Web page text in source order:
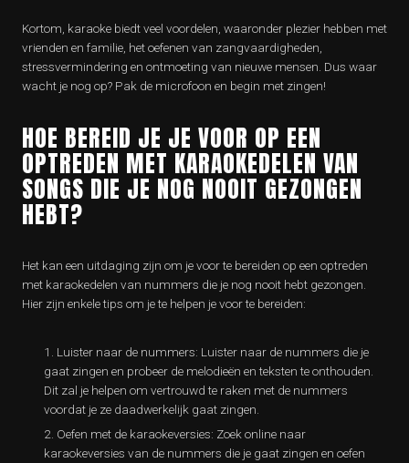
Kortom, karaoke biedt veel voordelen, waaronder plezier hebben met
vrienden en familie, het oefenen van zangvaardigheden,
stressvermindering en ontmoeting van nieuwe mensen. Dus waar
wacht je nog op? Pak de microfoon en begin met zingen!
HOE BEREID JE JE VOOR OP EEN
OPTREDEN MET KARAOKEDELEN VAN
SONGS DIE JE NOG NOOIT GEZONGEN
HEBT?
Het kan een uitdaging zijn om je voor te bereiden op een optreden
met karaokedelen van nummers die je nog nooit hebt gezongen.
Hier zijn enkele tips om je te helpen je voor te bereiden:
Luister naar de nummers: Luister naar de nummers die je
gaat zingen en probeer de melodieën en teksten te onthouden.
Dit zal je helpen om vertrouwd te raken met de nummers
voordat je ze daadwerkelijk gaat zingen.
Oefen met de karaokeversies: Zoek online naar
karaokeversies van de nummers die je gaat zingen en oefen